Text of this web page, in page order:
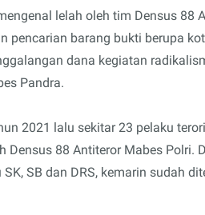
lelah oleh tim Densus 88
pencarian barang bukti berupa
dana kegiatan
Pandra.
2021 lalu sekitar 23 pelaku
Densus 88 Antiteror Mabes Polri.
SB dan DRS, kemarin sudah